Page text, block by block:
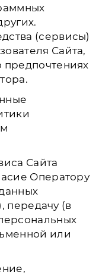
(сервисы)
Сайта,
предпочтениях
Сайта
Оператору
передачу (в
или